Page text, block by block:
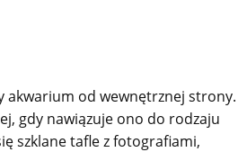
akwarium od wewnętrznej strony.
gdy nawiązuje ono do rodzaju
szklane tafle z fotografiami,